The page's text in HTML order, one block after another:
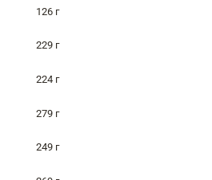
126 г
229 г
224 г
279 г
249 г